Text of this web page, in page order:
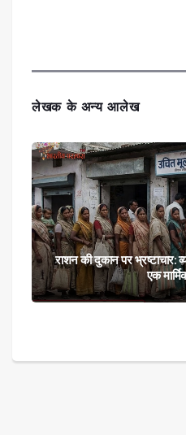
लेखक के अन्य आलेख
राशन की दुकान पर भ्रष्टाचार:
एक